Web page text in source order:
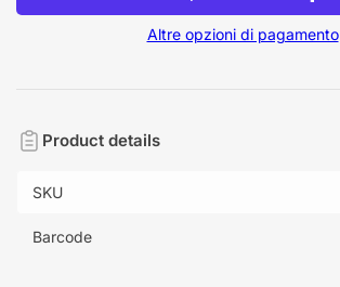
Altre opzioni di pagamento
Product details
SKU
Barcode